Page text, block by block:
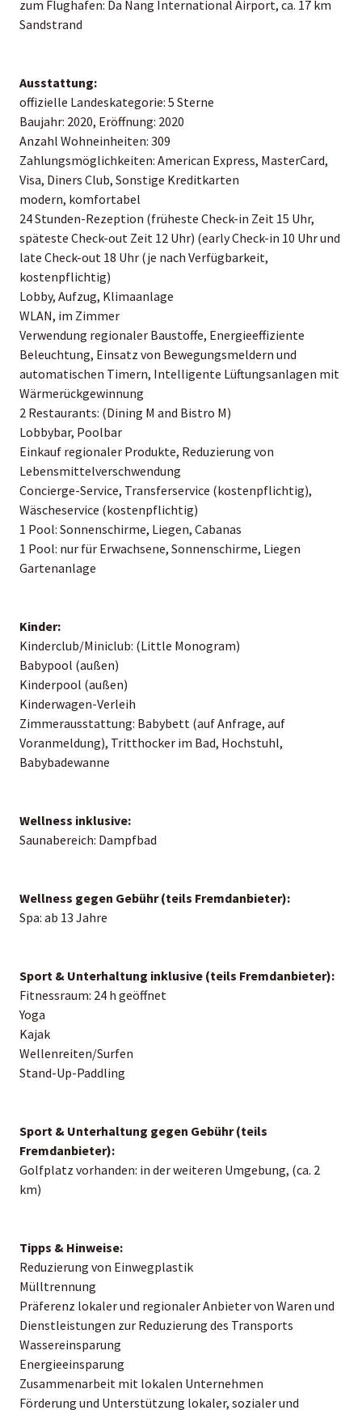
zum Flughafen: Da Nang International Airport, ca. 17 km
Sandstrand
Ausstattung:
offizielle Landeskategorie: 5 Sterne
Baujahr: 2020, Eröffnung: 2020
Anzahl Wohneinheiten: 309
Zahlungsmöglichkeiten: American Express, MasterCard,
Visa, Diners Club, Sonstige Kreditkarten
modern, komfortabel
24 Stunden-Rezeption (früheste Check-in Zeit 15 Uhr,
späteste Check-out Zeit 12 Uhr) (early Check-in 10 Uhr und
late Check-out 18 Uhr (je nach Verfügbarkeit,
kostenpflichtig)
Lobby, Aufzug, Klimaanlage
WLAN, im Zimmer
Verwendung regionaler Baustoffe, Energieeffiziente
Beleuchtung, Einsatz von Bewegungsmeldern und
automatischen Timern, Intelligente Lüftungsanlagen mit
Wärmerückgewinnung
2 Restaurants: (Dining M and Bistro M)
Lobbybar, Poolbar
Einkauf regionaler Produkte, Reduzierung von
Lebensmittelverschwendung
Concierge-Service, Transferservice (kostenpflichtig),
Wäscheservice (kostenpflichtig)
1 Pool: Sonnenschirme, Liegen, Cabanas
1 Pool: nur für Erwachsene, Sonnenschirme, Liegen
Gartenanlage
Kinder:
Kinderclub/Miniclub: (Little Monogram)
Babypool (außen)
Kinderpool (außen)
Kinderwagen-Verleih
Zimmerausstattung: Babybett (auf Anfrage, auf
Voranmeldung), Tritthocker im Bad, Hochstuhl,
Babybadewanne
Wellness inklusive:
Saunabereich: Dampfbad
Wellness gegen Gebühr (teils Fremdanbieter):
Spa: ab 13 Jahre
Sport & Unterhaltung inklusive (teils Fremdanbieter):
Fitnessraum: 24 h geöffnet
Yoga
Kajak
Wellenreiten/Surfen
Stand-Up-Paddling
Sport & Unterhaltung gegen Gebühr (teils
Fremdanbieter):
Golfplatz vorhanden: in der weiteren Umgebung, (ca. 2
km)
Tipps & Hinweise:
Reduzierung von Einwegplastik
Mülltrennung
Präferenz lokaler und regionaler Anbieter von Waren und
Dienstleistungen zur Reduzierung des Transports
Wassereinsparung
Energieeinsparung
Zusammenarbeit mit lokalen Unternehmen
Förderung und Unterstützung lokaler, sozialer und